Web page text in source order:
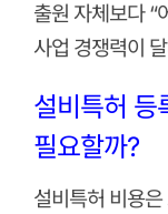
출원 자체보다 “
사업 경쟁력이
설비특허 등
필요할까?
설비특허 비용